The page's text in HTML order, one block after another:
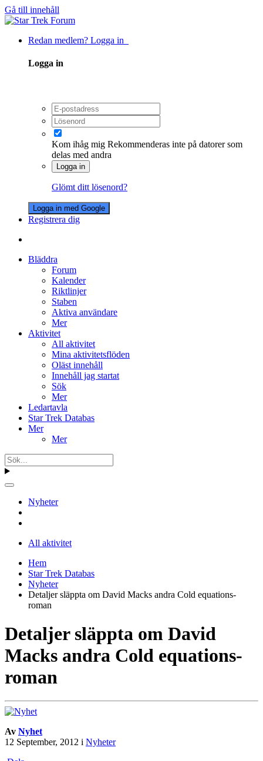
Gå till innehåll
Redan medlem? Logga in
Logga in
Kom ihåg mig Rekommenderas inte på datorer som
delas med andra
Logga in
Glömt ditt lösenord?
Logga in med Google
Registrera dig
Bläddra
Forum
Kalender
Riktlinjer
Staben
Aktiva användare
Mer
Aktivitet
All aktivitet
Mina aktivitetsflöden
Oläst innehåll
Innehåll jag startat
Sök
Mer
Ledartavla
Star Trek Databas
Mer
Mer
Nyheter
All aktivitet
Hem
Star Trek Databas
Nyheter
Detaljer släppta om David Macks andra Cold equations-
roman
Detaljer släppta om David
Macks andra Cold equations-
roman
Av Nyhet
12 September, 2012 i Nyheter